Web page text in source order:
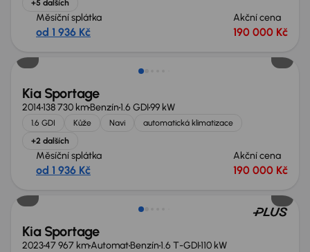
+5 dalších
Měsíční splátka
od 1 936 Kč
Akční cena
190 000 Kč
Kia Sportage
2014138 730 kmBenzín1.6 GDI99 kW
1.6 GDI Kůže Navi
automatická klimatizace
+2 dalších
Měsíční splátka
od 1 936 Kč
Akční cena
190 000 Kč
Kia Sportage
202347 967 kmAutomatBenzín1.6 T-GDI110 kW